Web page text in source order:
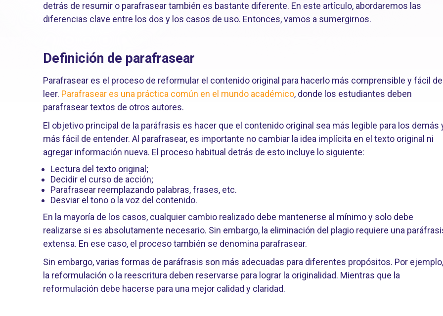
detrás de resumir o parafrasear también es bastante diferente. En este artículo, abordaremos las
diferencias clave entre los dos y los casos de uso. Entonces, vamos a sumergirnos.
Definición de parafrasear
Parafrasear es el proceso de reformular el contenido original para hacerlo más comprensible y fácil de
leer. Parafrasear es una práctica común en el mundo académico, donde los estudiantes deben
parafrasear textos de otros autores.
El objetivo principal de la paráfrasis es hacer que el contenido original sea más legible para los demás
más fácil de entender. Al parafrasear, es importante no cambiar la idea implícita en el texto original ni
agregar información nueva. El proceso habitual detrás de esto incluye lo siguiente:
Lectura del texto original;
Decidir el curso de acción;
Parafrasear reemplazando palabras, frases, etc.
Desviar el tono o la voz del contenido.
En la mayoría de los casos, cualquier cambio realizado debe mantenerse al mínimo y solo debe
realizarse si es absolutamente necesario. Sin embargo, la eliminación del plagio requiere una
extensa. En ese caso, el proceso también se denomina parafrasear.
Sin embargo, varias formas de paráfrasis son más adecuadas para diferentes propósitos. Por ejemplo,
la reformulación o la reescritura deben reservarse para lograr la originalidad. Mientras que la
reformulación debe hacerse para una mejor calidad y claridad.